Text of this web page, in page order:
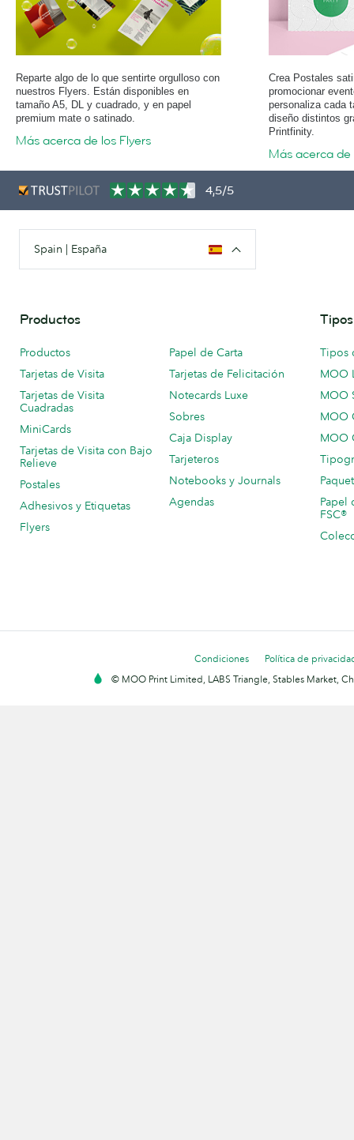
Reparte algo de lo que sentirte orgulloso con
nuestros Flyers. Están disponibles en
tamaño A5, DL y cuadrado, y en papel
premium mate o satinado.
Más acerca de los Flyers
Crea Postales
promocionar
personaliza cada
diseño distintos
Printfinity.
Más acerca de
4,5/5
Spain | España
Productos
Productos
Tarjetas de Visita
Tarjetas de Visita
Cuadradas
MiniCards
Tarjetas de Visita con Bajo
Relieve
Postales
Adhesivos y Etiquetas
Flyers
Papel de Carta
Tarjetas de Felicitación
Notecards Luxe
Sobres
Caja Display
Tarjeteros
Notebooks y Journals
Agendas
Tipos
MOO
MOO
MOO
MOO
Papel
FSC®
Condiciones
Política de
© MOO Print Limited, LABS Triangle, Stables Market,